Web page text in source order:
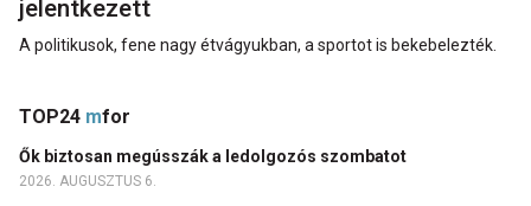
jelentkezett
A politikusok, fene nagy étvágyukban, a sportot is bekebelezték.
TOP24 mfor
Ők biztosan megússzák a ledolgozós szombatot
2026. AUGUSZTUS 6.